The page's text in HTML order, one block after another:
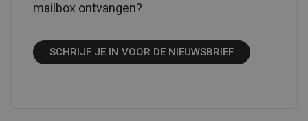
mailbox ontvangen?
SCHRIJF JE IN VOOR DE NIEUWSBRIEF